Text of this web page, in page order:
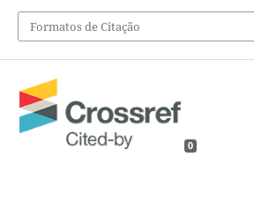
Formatos de Citação
0